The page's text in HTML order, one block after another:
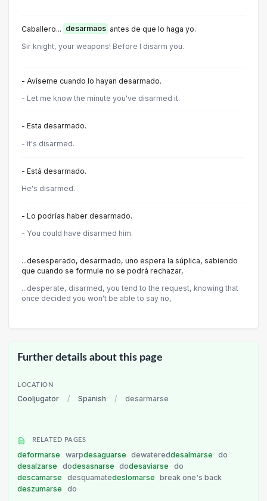
Caballero... desarmaos antes de que lo haga yo.
Sir knight, your weapons! Before I disarm you.
- Avíseme cuando lo hayan desarmado.
- Let me know the minute you've disarmed it.
- Esta desarmado.
- it's disarmed.
- Está desarmado.
He's disarmed.
- Lo podrías haber desarmado.
- You could have disarmed him.
...desesperado, desarmado, uno espera la súplica, sabiendo
que cuando se formule no se podrá rechazar,
...desperate, disarmed, you tend to the request, knowing that
once decided you won't be able to say no,
Further details about this page
LOCATION
Cooljugator / Spanish / desarmarse
RELATED PAGES
deformarse warpdesaguarse dewatereddesalmarse
do
desalzarse
dodesasnarse dodesaviarse
do
descamarse
desquamatedeslomarse
break one's back
deszumarse
do